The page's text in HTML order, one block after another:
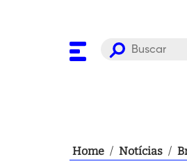
Home / Notícias /